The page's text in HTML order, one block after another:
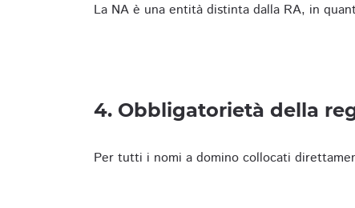
La NA è una entità distinta dalla RA, in
4. Obbligatorietà della
Per tutti i nomi a domino collocati